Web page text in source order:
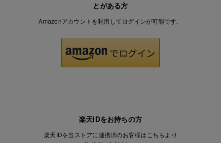
とがある方
Amazonアカウントを利用してログインが可能です。
楽天IDをお持ちの方
楽天IDを当ストアに連携済のお客様はこちらより